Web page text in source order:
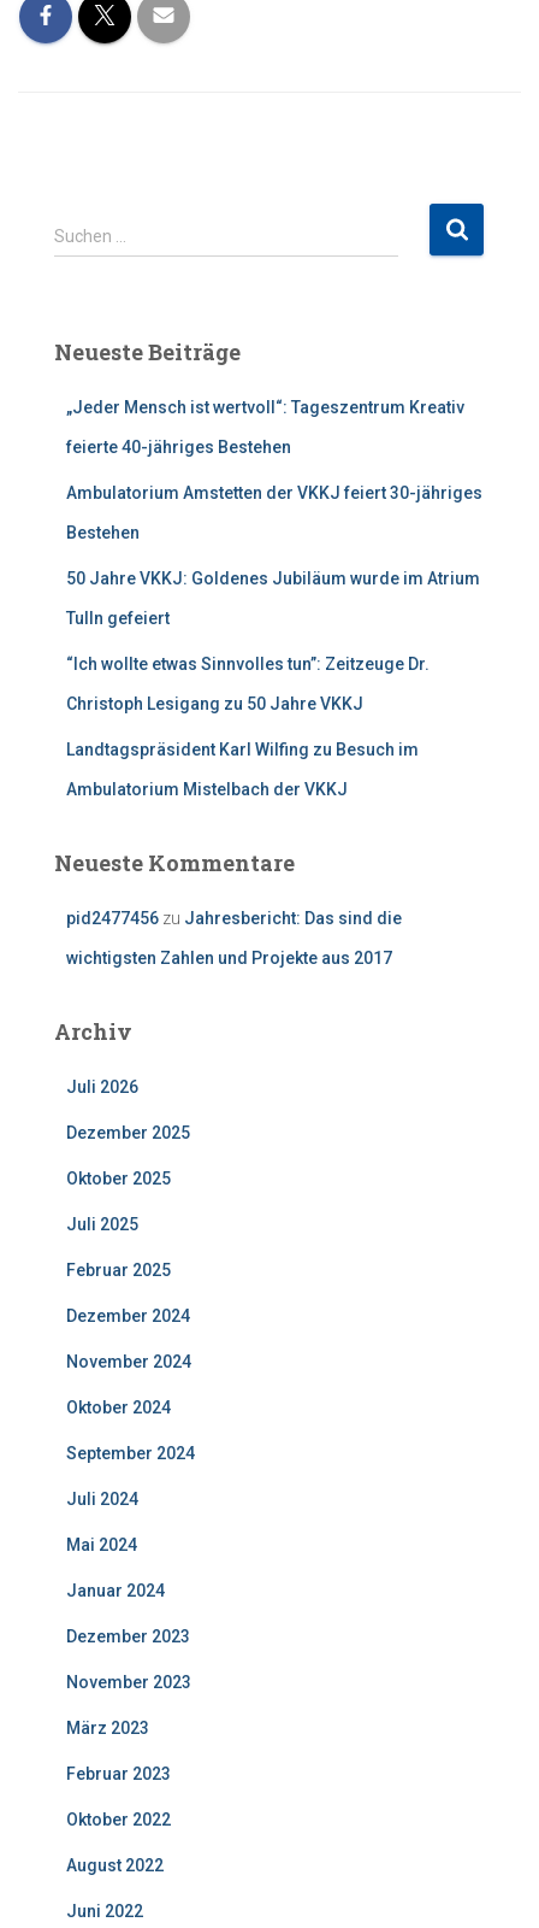
S
u
n
Suchen …
Neueste Beiträge
„Jeder Mensch ist wertvoll“: Tageszentrum Kreativ
feierte 40-jähriges Bestehen
Ambulatorium Amstetten der VKKJ feiert 30-jähriges
Bestehen
50 Jahre VKKJ: Goldenes Jubiläum wurde im Atrium
Tulln gefeiert
“Ich wollte etwas Sinnvolles tun”: Zeitzeuge Dr.
Christoph Lesigang zu 50 Jahre VKKJ
Landtagspräsident Karl Wilfing zu Besuch im
Ambulatorium Mistelbach der VKKJ
Neueste Kommentare
pid2477456 zu Jahresbericht: Das sind die
wichtigsten Zahlen und Projekte aus 2017
Archiv
Juli 2026
Dezember 2025
Oktober 2025
Juli 2025
Februar 2025
Dezember 2024
November 2024
Oktober 2024
September 2024
Juli 2024
Mai 2024
Januar 2024
Dezember 2023
November 2023
März 2023
Februar 2023
Oktober 2022
August 2022
Juni 2022